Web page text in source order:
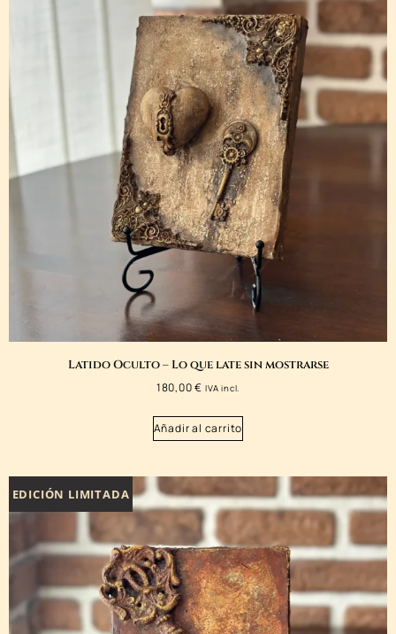
Latido Oculto – Lo que late sin mostrarse
180,00€ IVA incl.
Añadir al carrito
EDICIÓN LIMITADA